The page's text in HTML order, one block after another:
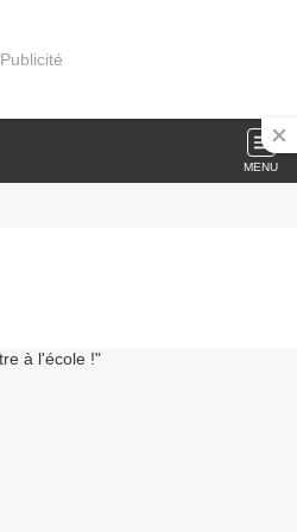
Publicité
MENU